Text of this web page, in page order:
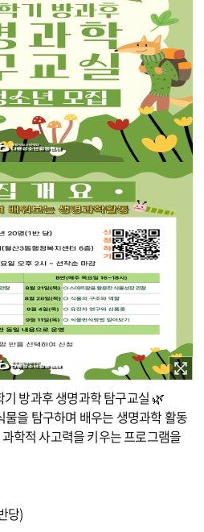
이미지 확대보기
방과후 생명과학 탐구교실 🌿
을 탐구하며 배우는 생명과학 활동
학적 사고력을 키우는 프로그램을
당)